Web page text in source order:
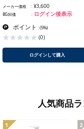
メーカー価格 ¥3,600
BG卸価 ログイン後表示
ポイント :(5%)
(0)
ログインして購入
人気商品
1 2